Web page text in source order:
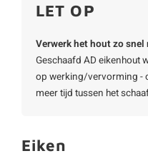
LET OP
Verwerk het hout zo
Geschaafd AD eikenhout
op werking/vervorming -
meer tijd tussen het
Eiken